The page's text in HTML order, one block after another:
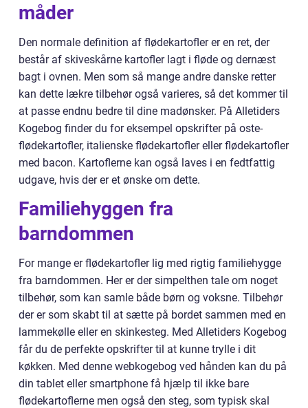
måder
Den normale definition af flødekartofler er en ret, der
består af skiveskårne kartofler lagt i fløde og dernæst
bagt i ovnen. Men som så mange andre danske retter
kan dette lækre tilbehør også varieres, så det kommer til
at passe endnu bedre til dine madønsker. På Alletiders
Kogebog finder du for eksempel opskrifter på oste-
flødekartofler, italienske flødekartofler eller flødekartofler
med bacon. Kartoflerne kan også laves i en fedtfattig
udgave, hvis der er et ønske om dette.
Familiehyggen fra
barndommen
For mange er flødekartofler lig med rigtig familiehygge
fra barndommen. Her er der simpelthen tale om noget
tilbehør, som kan samle både børn og voksne. Tilbehør
der er som skabt til at sætte på bordet sammen med en
lammekølle eller en skinkesteg. Med Alletiders Kogebog
får du de perfekte opskrifter til at kunne trylle i dit
køkken. Med denne webkogebog ved hånden kan du på
din tablet eller smartphone få hjælp til ikke bare
flødekartoflerne men også den steg, som typisk skal